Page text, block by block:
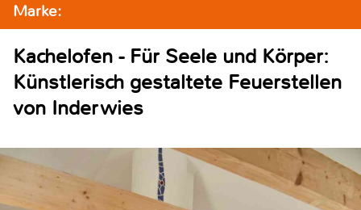
Marke:
Kachelofen - Für Seele und Körper:
Künstlerisch gestaltete Feuerstellen
von Inderwies